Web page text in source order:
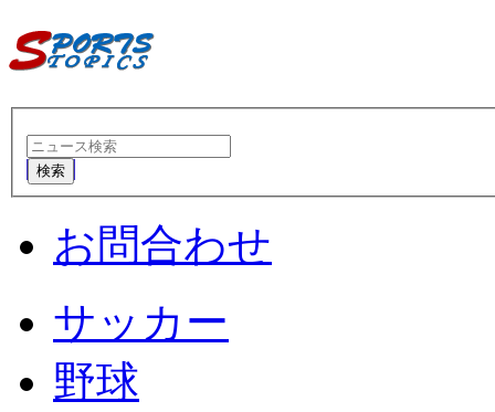
検索
お問合わせ
サッカー
野球